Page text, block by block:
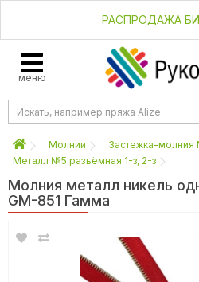
РАСПРОДАЖА
меню
Молнии
Застежка-молния
Металл №5 разъёмная 1-з, 2-з
Молния металл никель
GM-851 Гамма